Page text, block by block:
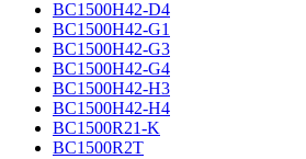
BC1500H42-D4
BC1500H42-G1
BC1500H42-G3
BC1500H42-G4
BC1500H42-H3
BC1500H42-H4
BC1500R21-K
BC1500R2T